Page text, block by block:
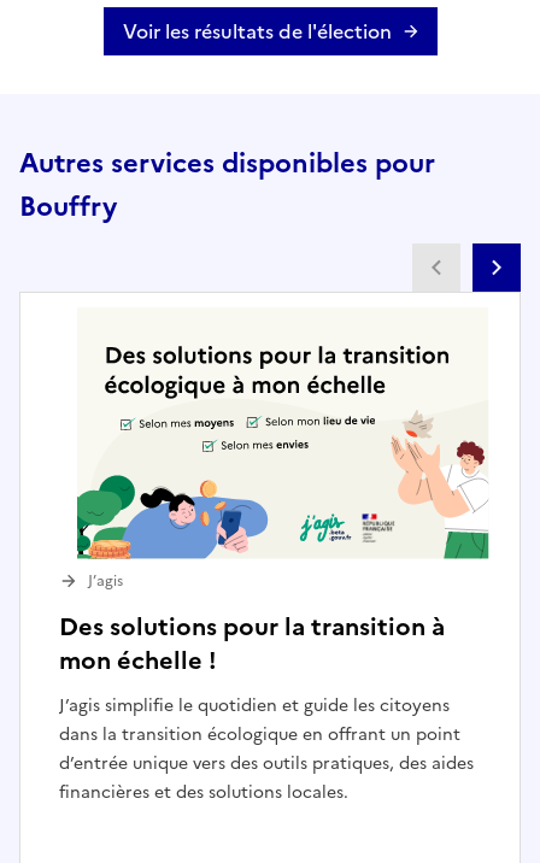
Voir les résultats de l'élection
Autres services disponibles pour
Bouffry
Des solutions pour la transition à
mon échelle !
J’agis simplifie le quotidien et guide les citoyens
dans la transition écologique en offrant un point
d’entrée unique vers des outils pratiques, des aides
financières et des solutions locales.
J’agis